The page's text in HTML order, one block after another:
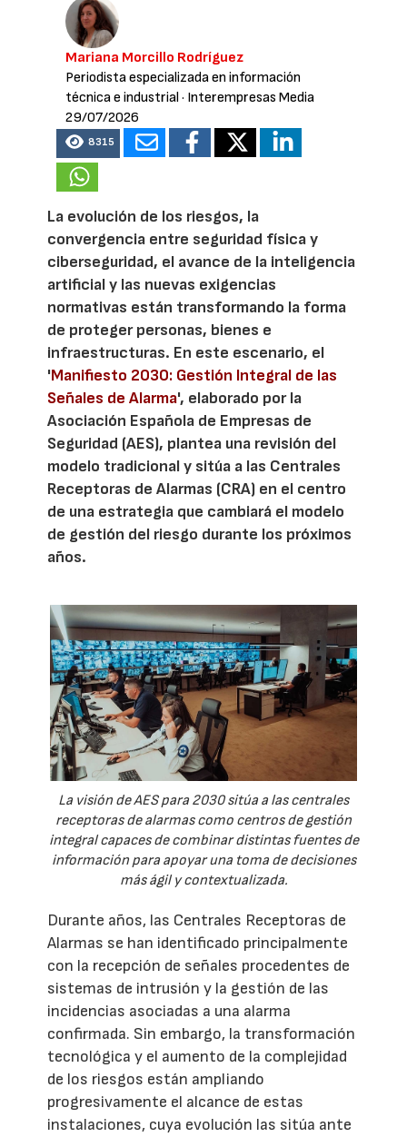
Mariana Morcillo Rodríguez
Periodista especializada en información
técnica e industrial· Interempresas Media
29/07/2026
8315
La evolución de los riesgos, la
convergencia entre seguridad física y
ciberseguridad, el avance de la inteligencia
artificial y las nuevas exigencias
normativas están transformando la forma
de proteger personas, bienes e
infraestructuras. En este escenario, el
'Manifiesto 2030: Gestión Integral de las
Señales de Alarma', elaborado por la
Asociación Española de Empresas de
Seguridad (AES), plantea una revisión del
modelo tradicional y sitúa a las Centrales
Receptoras de Alarmas (CRA) en el centro
de una estrategia que cambiará el modelo
de gestión del riesgo durante los próximos
años.
La visión de AES para 2030 sitúa a las centrales
receptoras de alarmas como centros de gestión
integral capaces de combinar distintas fuentes de
información para apoyar una toma de decisiones
más ágil y contextualizada.
Durante años, las Centrales Receptoras de
Alarmas se han identificado principalmente
con la recepción de señales procedentes de
sistemas de intrusión y la gestión de las
incidencias asociadas a una alarma
confirmada. Sin embargo, la transformación
tecnológica y el aumento de la complejidad
de los riesgos están ampliando
progresivamente el alcance de estas
instalaciones, cuya evolución las sitúa ante